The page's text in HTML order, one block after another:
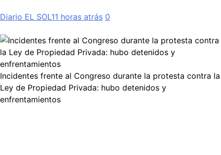
Diario EL SOL11 horas atrás 0
Incidentes frente al Congreso durante la protesta contra la
Ley de Propiedad Privada: hubo detenidos y
enfrentamientos